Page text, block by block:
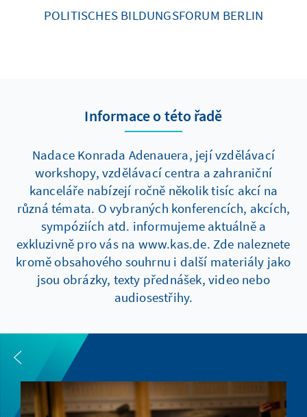
POLITISCHES BILDUNGSFORUM BERLIN
Informace o této řadě
Nadace Konrada Adenauera, její vzdělávací
workshopy, vzdělávací centra a zahraniční
kanceláře nabízejí ročně několik tisíc akcí na
různá témata. O vybraných konferencích, akcích,
sympóziích atd. informujeme aktuálně a
exkluzivně pro vás na www.kas.de. Zde naleznete
kromě obsahového souhrnu i další materiály jako
jsou obrázky, texty přednášek, video nebo
audiosestřihy.